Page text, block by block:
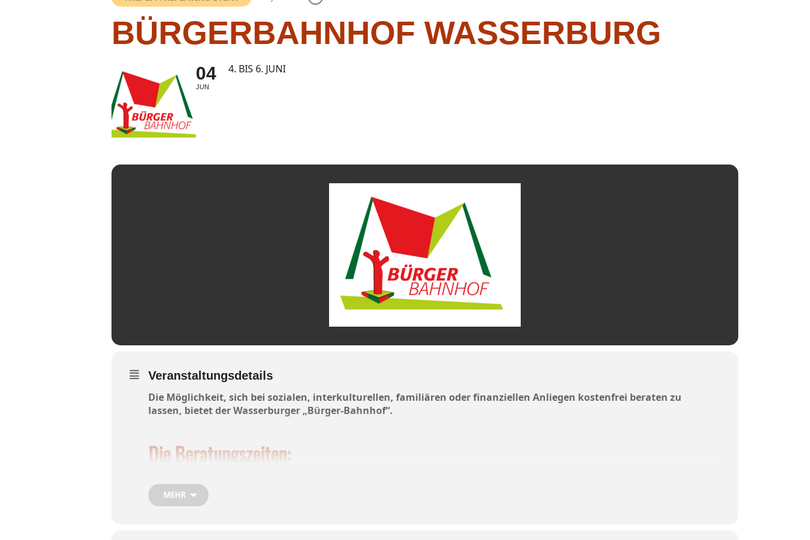
BÜRGERBAHNHOF WASSERBURG
04
JUN
4. BIS 6. JUNI
Veranstaltungsdetails
Die Möglichkeit, sich bei sozialen, interkulturellen, familiären oder finanziellen Anliegen kostenfrei beraten zu
lassen, bietet der Wasserburger „Bürger-Bahnhof“.
Die Beratungszeiten:
Dienstag, 4. Juni
MEHR